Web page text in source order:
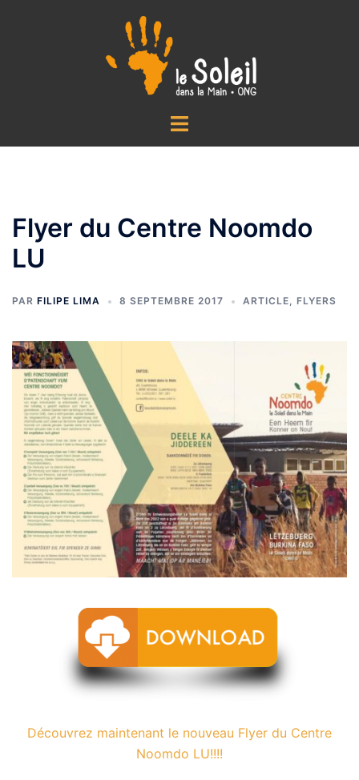
Ouvrir/fermer
Flyer du Centre Noomdo
LU
PAR FILIPE LIMA 8 SEPTEMBRE 2017 ARTICLE, FLYERS
Découvrez maintenant le nouveau Flyer du Centre
Noomdo LU!!!!